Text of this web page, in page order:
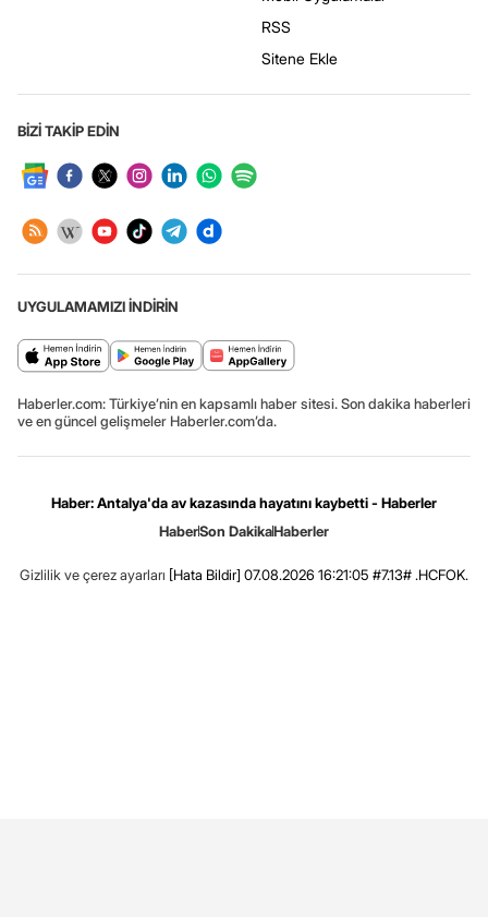
RSS
Sitene Ekle
BİZİ TAKİP EDİN
UYGULAMAMIZI İNDİRİN
Haberler.com: Türkiye’nin en kapsamlı haber sitesi. Son dakika haberleri
ve en güncel gelişmeler Haberler.com’da.
Haber: Antalya'da av kazasında hayatını kaybetti - Haberler
HaberSon DakikaHaberler
Gizlilik ve çerez ayarları [Hata Bildir] 07.08.2026 16:21:05 #7.13# .HCFOK.